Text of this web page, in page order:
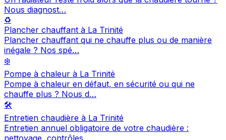
Nous diagnost…
♻️
Plancher chauffant à La Trinité
Plancher chauffant qui ne chauffe plus ou de manière
inégale ? Nos spé…
❄️
Pompe à chaleur à La Trinité
Pompe à chaleur en défaut, en sécurité ou qui ne
chauffe plus ? Nous d…
🛠️
Entretien chaudière à La Trinité
Entretien annuel obligatoire de votre chaudière :
nettoyage, contrôles…